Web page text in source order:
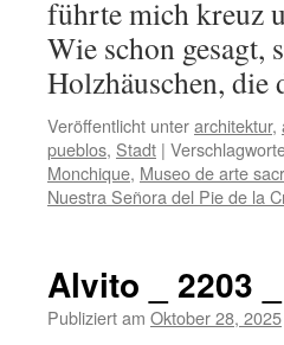
führte mich kreuz
Wie schon gesagt,
Holzhäuschen,
Veröffentlicht unterarchitektur,
pueblos, Stadt |
Monchique, Museo de arte
Nuestra Señora del Pie de la
Alvito _ 2203
Publiziert am Oktober 28, 2025